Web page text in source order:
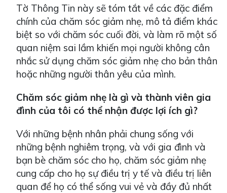
Tờ Thông Tin này sẽ tóm tắt về các đặc điểm
chính của chăm sóc giảm nhẹ, mô tả điểm khác
biệt so với chăm sóc cuối đời, và làm rõ một số
quan niệm sai lầm khiến mọi người không cân
nhắc sử dụng chăm sóc giảm nhẹ cho bản thân
hoặc những người thân yêu của mình.
Chăm sóc giảm nhẹ là gì và thành viên gia
đình của tôi có thể nhận được lợi ích gì?
Với những bệnh nhân phải chung sống với
những bệnh nghiêm trọng, và với gia đình và
bạn bè chăm sóc cho họ, chăm sóc giảm nhẹ
cung cấp cho họ sự điều trị y tế và điều trị liên
quan để họ có thể sống vui vẻ và đầy đủ nhất